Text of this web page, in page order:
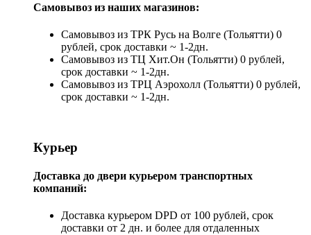
Самовывоз из наших магазинов:
Самовывоз из ТРК Русь на Волге (Тольятти) 0
рублей, срок доставки ~ 1-2дн.
Самовывоз из ТЦ Хит.Он (Тольятти) 0 рублей,
срок доставки ~ 1-2дн.
Самовывоз из ТРЦ Аэрохолл (Тольятти) 0 рублей,
срок доставки ~ 1-2дн.
Курьер
Доставка до двери курьером транспортных
компаний:
Доставка курьером DPD от 100 рублей, срок
доставки от 2 дн. и более для отдаленных